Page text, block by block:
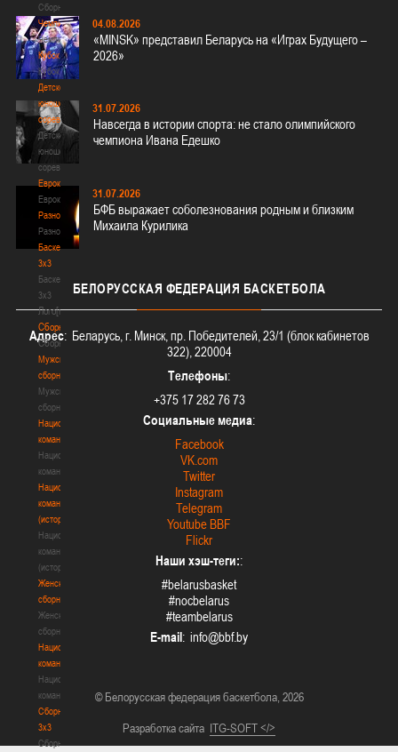
Сборные
Чемпионат
Чемпионат
Кубок
Кубок
Детско-
юношеские
соревнования
Детско-
юношеские
соревнования
Еврокубки
Еврокубки
Разное
Разное
Баскетбол
3х3
Баскетбол
3х3
Лого[modid=121]
Сборные
Сборные
Мужские
сборные
Мужские
сборные
Национальная
команда
Национальная
команда
Национальная
команда
(история)
Национальная
команда
(история)
Женские
сборные
Женские
сборные
Национальная
команда
Национальная
команда
Сборные
3х3
Сборные
04.08.2026
«MINSK» представил Беларусь на «Играх Будущего –
2026»
31.07.2026
Навсегда в истории спорта: не стало олимпийского
чемпиона Ивана Едешко
31.07.2026
БФБ выражает соболезнования родным и близким
Михаила Курилика
БЕЛОРУССКАЯ ФЕДЕРАЦИЯ БАСКЕТБОЛА
Адрес: Беларусь, г. Минск, пр. Победителей, 23/1 (блок кабинетов
322), 220004
Телефоны:
+375 17 282 76 73
Социальные медиа:
Facebook
VK.com
Twitter
Instagram
Telegram
Youtube BBF
Flickr
Наши хэш-теги::
#belarusbasket
#nocbelarus
#teambelarus
E-mail:
© Белорусская федерация баскетбола, 2026
Разработка сайта ITG-SOFT </>